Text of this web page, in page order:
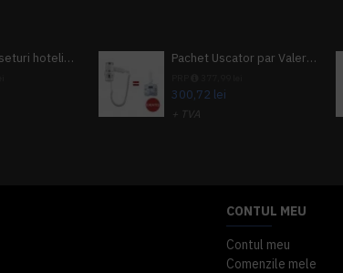
Pachet 100 seturi hoteliere, set dentar, set barbierit, casca de dus, pila unghii, set cusut Pachet Uscator par Valera Action Super Plus + GRATUIT Sampon si gel de dus Tork
300,72 lei
+ TVA
CONTUL MEU
Contul meu
Comenzile mele